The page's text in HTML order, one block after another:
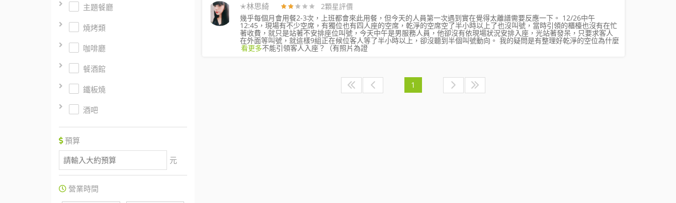
主題餐廳
燒烤類
咖啡廳
餐酒館
鐵板燒
酒吧
預算
元
營業時間
✭林思綺 2顆星評價
幾乎每個月會用餐2-3次，上班都會來此用餐，但今天的人員第一次遇到實在覺得太離譜需要反應一下。 12/26中午
12:45，現場有不少空席，有獨位也有四人座的空席，乾淨的空席空了半小時以上了也沒叫號，當時引領的櫃檯也沒有在忙
著收費，就只是站著不安排座位叫號，今天中午是男服務人員，他卻沒有依現場狀況安排入座，光站著發呆，只要求客人
在外面等叫號，就這樣9組正在候位客人等了半小時以上，卻沒聽到半個叫號動向。 我的疑問是有整理好乾淨的空位為什麼
不能引領客人入座？（有照片為證
看更多
1